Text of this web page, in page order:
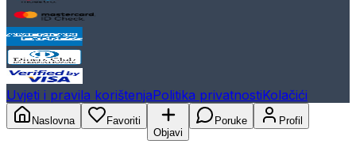
Uvjeti i pravila korištenjaPolitika privatnostiKolačići
Naslovna
Favoriti
Objavi
Poruke Profil